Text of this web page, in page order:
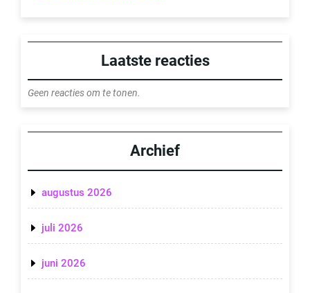
Laatste reacties
Geen reacties om te tonen.
Archief
augustus 2026
juli 2026
juni 2026